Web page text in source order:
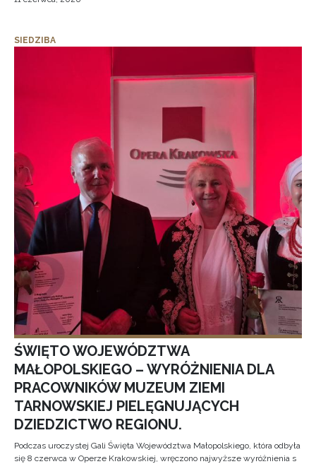
SIEDZIBA
ŚWIĘTO WOJEWÓDZTWA
MAŁOPOLSKIEGO – WYRÓŻNIENIA DLA
PRACOWNIKÓW MUZEUM ZIEMI
TARNOWSKIEJ PIELĘGNUJĄCYCH
DZIEDZICTWO REGIONU.
Podczas uroczystej Gali Święta Województwa Małopolskiego, która odbyła
się 8 czerwca w Operze Krakowskiej, wręczono najwyższe wyróżnienia s